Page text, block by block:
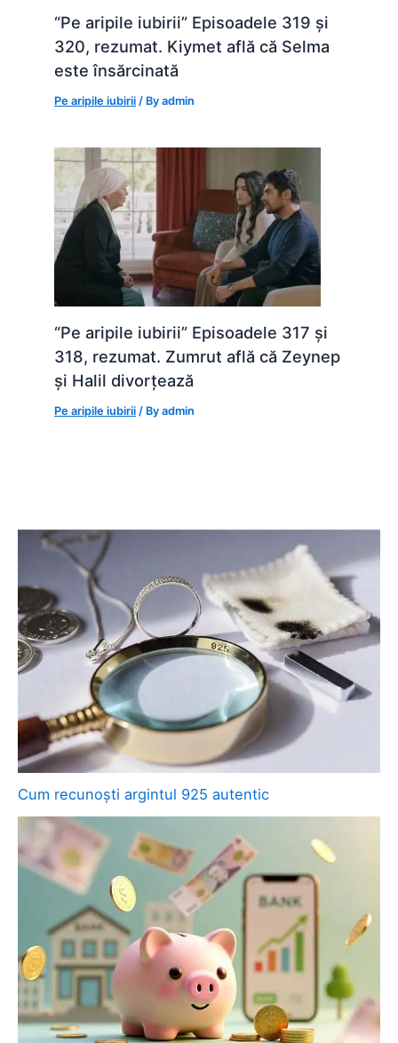
“Pe aripile iubirii” Episoadele 319 și
320, rezumat. Kiymet află că Selma
este însărcinată
Pe aripile iubirii / Byadmin
“Pe aripile iubirii” Episoadele 317 și
318, rezumat. Zumrut află că Zeynep
și Halil divorțează
Pe aripile iubirii / Byadmin
Cum recunoști argintul 925 autentic